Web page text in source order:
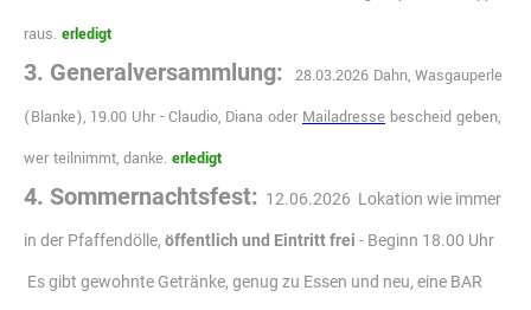
raus. erledigt
3. Generalversammlung:
28.03.2026 Dahn, Wasgauperle
(Blanke), 19.00 Uhr - Claudio, Diana oder Mailadresse bescheid geben,
wer teilnimmt, danke. erledigt
4. Sommernachtsfest: 12.06.2026 Lokation wie immer
in der Pfaffendölle, öffentlich und Eintritt frei - Beginn 18.00 Uhr
Es gibt gewohnte Getränke, genug zu Essen und neu, eine BAR